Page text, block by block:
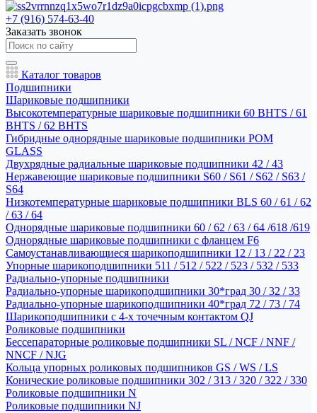
+7 (916) 574-63-40
Заказать звонок
Каталог товаров
Подшипники
Шариковые подшипники
Высокотемпературные шариковые подшипники 60 BHTS / 61
BHTS / 62 BHTS
Гибридные однорядные шариковые подшипники POM
GLASS
Двухрядные радиальные шариковые подшипники 42 / 43
Нержавеющие шариковые подшипники S60 / S61 / S62 / S63 /
S64
Низкотемпературные шариковые подшипники BLS 60 / 61 / 62
/ 63 / 64
Однорядные шариковые подшипники 60 / 62 / 63 / 64 /618 /619
Однорядные шариковые подшипники с фланцем F6
Самоустанавливающиеся шарикоподшипники 12 / 13 / 22 / 23
Упорные шарикоподшипники 511 / 512 / 522 / 523 / 532 / 533
Радиально-упорные подшипники
Радиально-упорные шарикоподшипники 30*град 30 / 32 / 33
Радиально-упорные шарикоподшипники 40*град 72 / 73 / 74
Шарикоподшипники с 4-х точечным контактом QJ
Роликовые подшипники
Бессепараторные роликовые подшипники SL / NCF / NNF /
NNCF / NJG
Кольца упорных роликовых подшипников GS / WS / LS
Конические роликовые подшипники 302 / 313 / 320 / 322 / 330
Роликовые подшипники N
Роликовые подшипники NJ